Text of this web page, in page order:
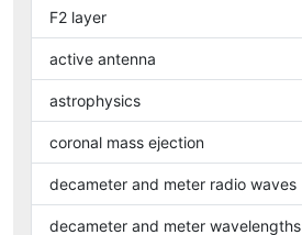
F2 layer
active antenna
astrophysics
coronal mass ejection
decameter and meter radio waves
decameter and meter wavelengths